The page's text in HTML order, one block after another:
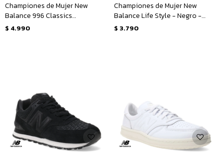
Championes de Mujer New
Balance 996 Classics
Traditionnels - Gris - Blanco
$ 4.990
Championes de Mujer New
Balance Life Style - Negro -
Blanco
$ 3.790